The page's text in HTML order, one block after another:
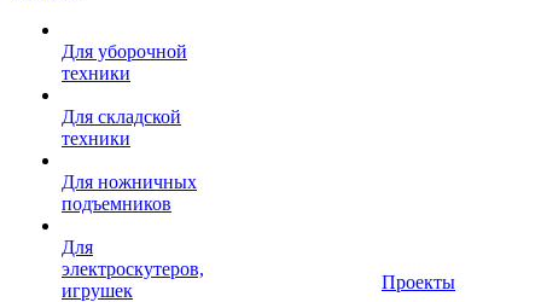
Для уборочной
техники
Для складской
техники
Для ножничных
подъемников
Для
электроскутеров,
игрушек
Проекты